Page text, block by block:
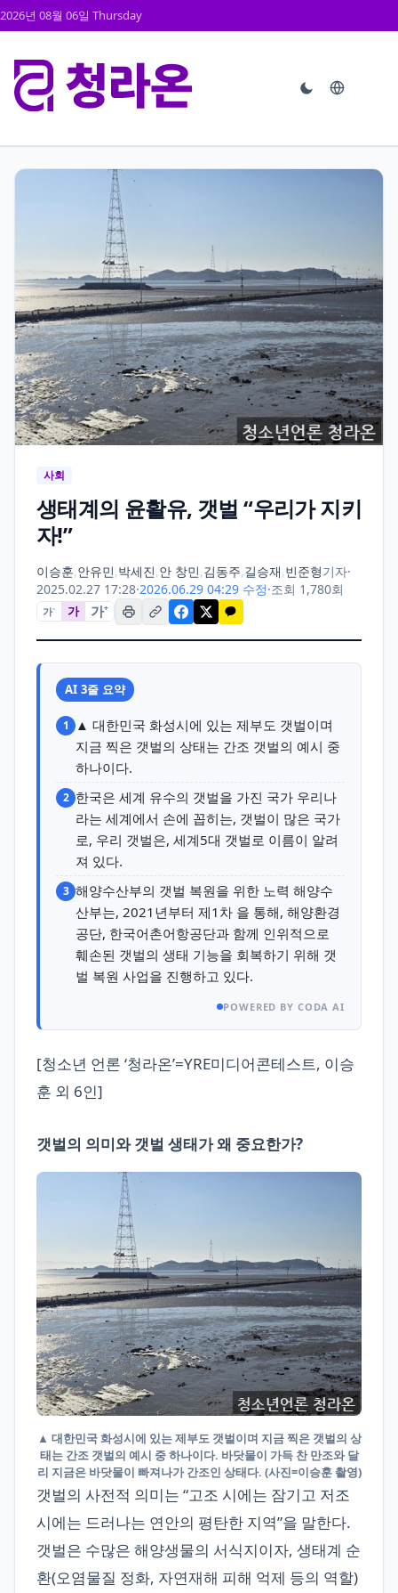
2026년 08월 06일 Thursday
사회
생태계의 윤활유, 갯벌 “우리가 지키
자!”
이승훈,안유민,박세진,안 창민,김동주,길승재,빈준형기자·
2025.02.27 17:28·2026.06.29 04:29 수정·조회 1,780회
가− 가 가+
AI 3줄 요약
1
▲ 대한민국 화성시에 있는 제부도 갯벌이며
지금 찍은 갯벌의 상태는 간조 갯벌의 예시 중
하나이다.
2 한국은 세계 유수의 갯벌을 가진 국가 우리나
라는 세계에서 손에 꼽히는, 갯벌이 많은 국가
로, 우리 갯벌은, 세계5대 갯벌로 이름이 알려
져 있다.
3 해양수산부의 갯벌 복원을 위한 노력 해양수
산부는, 2021년부터 제1차 을 통해, 해양환경
공단, 한국어촌어항공단과 함께 인위적으로
훼손된 갯벌의 생태 기능을 회복하기 위해 갯
벌 복원 사업을 진행하고 있다.
POWERED BY CODA AI
[청소년 언론 ‘청라온’=YRE미디어콘테스트, 이승
훈 외 6인]
갯벌의 의미와 갯벌 생태가 왜 중요한가?
▲ 대한민국 화성시에 있는 제부도 갯벌이며 지금 찍은 갯벌의 상
태는 간조 갯벌의 예시 중 하나이다. 바닷물이 가득 찬 만조와 달
리 지금은 바닷물이 빠져나가 간조인 상태다. (사진=이승훈 촬영)
갯벌의 사전적 의미는 “고조 시에는 잠기고 저조
시에는 드러나는 연안의 평탄한 지역”을 말한다.
갯벌은 수많은 해양생물의 서식지이자, 생태계 순
환(오염물질 정화, 자연재해 피해 억제 등의 역할)